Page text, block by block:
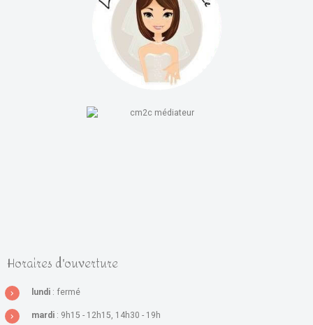
Horaires d'ouverture
lundi : fermé
mardi : 9h15 - 12h15, 14h30 - 19h